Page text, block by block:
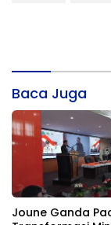
Baca Juga
Joune Ganda